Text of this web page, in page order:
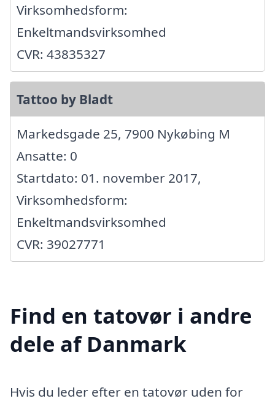
Virksomhedsform:
Enkeltmandsvirksomhed
CVR: 43835327
Tattoo by Bladt
Markedsgade 25, 7900 Nykøbing M
Ansatte: 0
Startdato: 01. november 2017,
Virksomhedsform:
Enkeltmandsvirksomhed
CVR: 39027771
Find en tatovør i andre
dele af Danmark
Hvis du leder efter en tatovør uden for